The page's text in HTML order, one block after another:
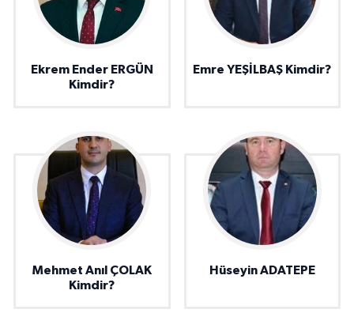
Ekrem Ender ERGÜN
Kimdir?
Emre YEŞİLBAŞ Kimdir?
Mehmet Anıl ÇOLAK
Kimdir?
Hüseyin ADATEPE